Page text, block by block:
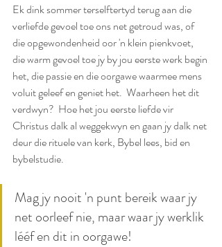
Ek dink sommer terselftertyd terug aan die
verliefde gevoel toe ons net getroud was, of
die opgewondenheid oor 'n klein pienkvoet,
die warm gevoel toe jy by jou eerste werk begin
het, die passie en die oorgawe waarmee mens
voluit geleef en geniet het.  Waarheen het dit
verdwyn?  Hoe het jou eerste liefde vir
Christus dalk al weggekwyn en gaan jy dalk net
deur die rituele van kerk, Bybel lees, bid en
bybelstudie.
Mag jy nooit 'n punt bereik waar jy
net oorleef nie, maar waar jy werklik
lééf en dit in oorgawe!